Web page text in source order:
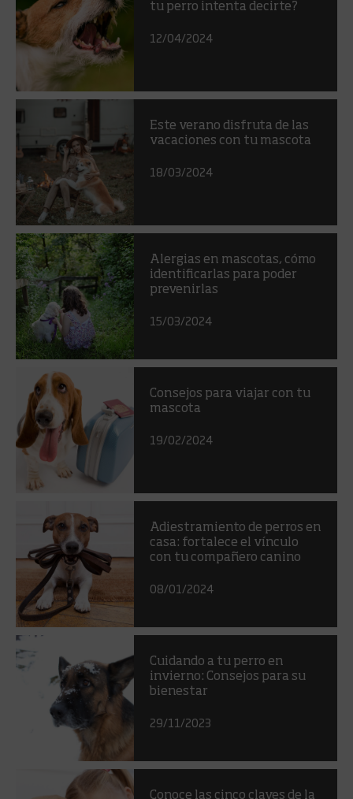
tu perro intenta decirte?
12/04/2024
Este verano disfruta de las
vacaciones con tu mascota
18/03/2024
Alergias en mascotas, cómo
identificarlas para poder
prevenirlas
15/03/2024
Consejos para viajar con tu
mascota
19/02/2024
Adiestramiento de perros en
casa: fortalece el vínculo
con tu compañero canino
08/01/2024
Cuidando a tu perro en
invierno: Consejos para su
bienestar
29/11/2023
Conoce las cinco claves de la